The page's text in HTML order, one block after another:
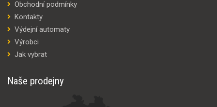
Obchodní podmínky
Kontakty
Výdejní automaty
Výrobci
Jak vybrat
Naše prodejny